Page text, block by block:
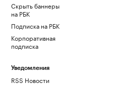
Скрыть баннеры
на РБК
Подписка на РБК
Корпоративная
подписка
Уведомления
RSS Новости